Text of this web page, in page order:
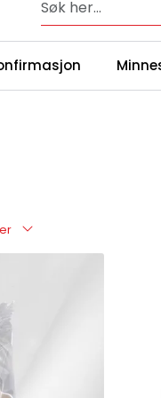
Fersk, nylaget